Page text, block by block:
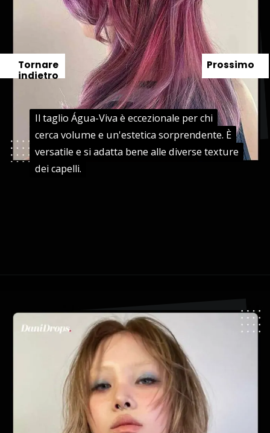
Il taglio Água-Viva è eccezionale per chi
cerca volume e un'estetica sorprendente. È
versatile e si adatta bene alle diverse texture
dei capelli.
Il taglio Água-Viva è eccezionale per chi
cerca volume e un'estetica sorprendente. È
versatile e si adatta bene alle diverse texture
dei capelli.
Prossimo
Tornare
indietro